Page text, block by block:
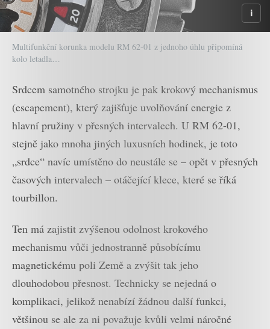
Multifunkční korunka modelu RM 62-01 z jednoho úhlu připomíná
kolo letadla…
Srdcem samotného strojku je pak krokový mechanismus
(escapement), který zajišťuje uvolňování energie z
hlavní pružiny v přesných intervalech. U RM 62-01,
stejně jako mnoha jiných luxusních hodinek, je toto
„srdce“ navíc umístěno do neustále se – opět v přesných
časových intervalech – otáčející klece, které se říká
tourbillon.
Ten má zajistit zvýšenou odolnost krokového
mechanismu vůči jednostranně působícímu
magnetickému poli Země a zvýšit tak jeho
dlouhodobou přesnost. Technicky se nejedná o
komplikaci, jelikož nenabízí žádnou další funkci,
většinou se ale za ni považuje kvůli velmi náročné